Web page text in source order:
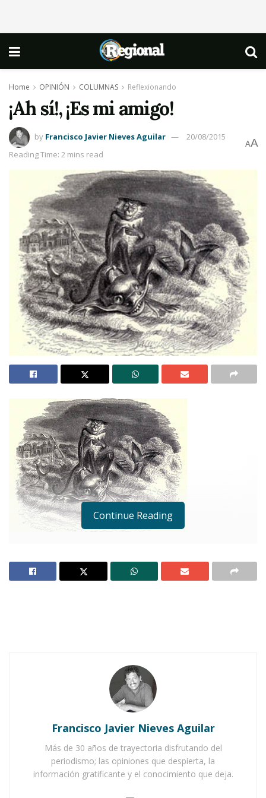
Home OPINIÓN COLUMNAS Reflexionando
¡Ah sí!, ¡Es mi amigo!
by Francisco Javier Nieves Aguilar
20/08/2015
Reading Time: 2 mins read
AA
Sobre un barco cargado con grandes tesoros,
viajaban a bordo algunos animales, sobre todo
Ahuacatlán celebrá el día de Reyes con rosca y
Buena tarde taurina en Ahuacatlán
En efecto, los delfines siempre han sido muy
Continue Reading
Francisco Javier Nieves Aguilar
Más de 30 años de trayectoria disfrutando del
periodismo; las opiniones que despierta, la
información gratificante y el conocimiento que deja.